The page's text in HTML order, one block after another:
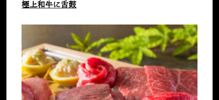
極上和牛に舌鼓